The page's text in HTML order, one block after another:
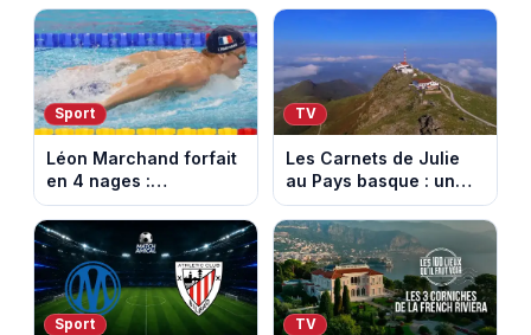
Sport
Léon Marchand forfait
en 4 nages :
découvrez son
programme de nage
aux Championnats
d'Europe
TV
Les Carnets de Julie
au Pays basque : un
banquet au sommet de
la Rhune
Sport TV